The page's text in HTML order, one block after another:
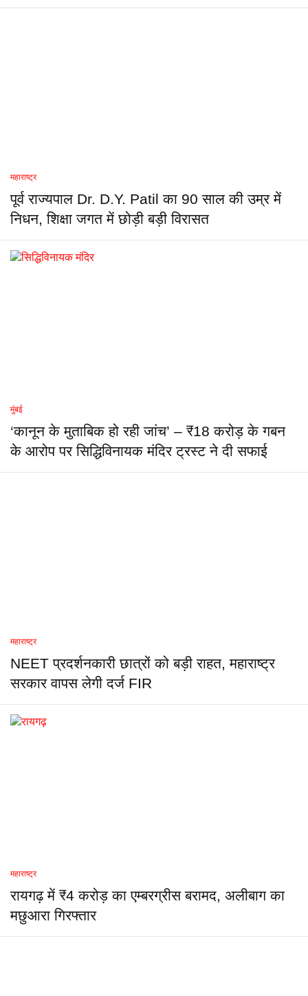
महाराष्ट्र
पूर्व राज्यपाल Dr. D.Y. Patil का 90 साल की उम्र में
निधन, शिक्षा जगत में छोड़ी बड़ी विरासत
मुंबई
‘कानून के मुताबिक हो रही जांच’ – ₹18 करोड़ के गबन
के आरोप पर सिद्धिविनायक मंदिर ट्रस्ट ने दी सफाई
महाराष्ट्र
NEET प्रदर्शनकारी छात्रों को बड़ी राहत, महाराष्ट्र
सरकार वापस लेगी दर्ज FIR
महाराष्ट्र
रायगढ़ में ₹4 करोड़ का एम्बरग्रीस बरामद, अलीबाग का
मछुआरा गिरफ्तार